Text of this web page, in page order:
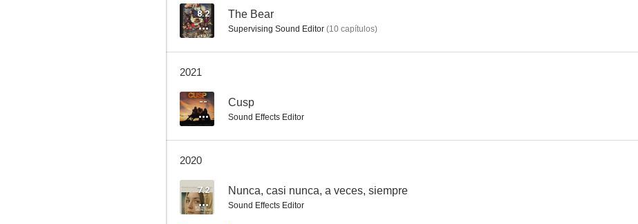
8.2 The Bear
Supervising Sound Editor (10 capítulos)
2021
-- Cusp
Sound Effects Editor
2020
7.2 Nunca, casi nunca, a veces, siempre
Sound Effects Editor